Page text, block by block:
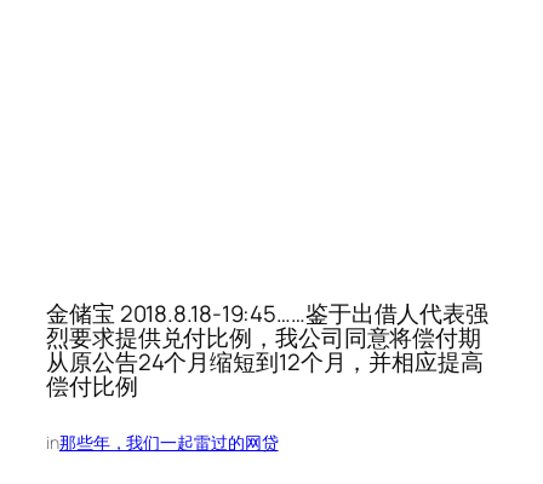
金储宝 2018.8.18-19:45……鉴于出借人代表强
烈要求提供兑付比例，我公司同意将偿付期
从原公告24个月缩短到12个月，并相应提高
偿付比例
in那些年，我们一起雷过的网贷